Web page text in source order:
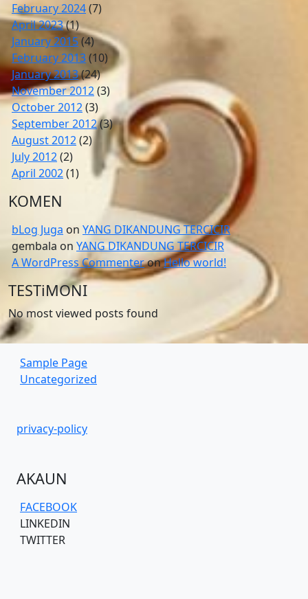
February 2024(7)
April 2023(1)
January 2015(4)
February 2013(10)
January 2013(24)
November 2012(3)
October 2012(3)
September 2012(3)
August 2012(2)
July 2012(2)
April 2002(1)
KOMEN
bLog Juga on YANG DIKANDUNG TERCICIR
gembala on YANG DIKANDUNG TERCICIR
A WordPress CommenteronHello world!
TESTiMONI
No most viewed posts found
Sample Page
Uncategorized
privacy-policy
AKAUN
FACEBOOK
LINKEDIN
TWITTER